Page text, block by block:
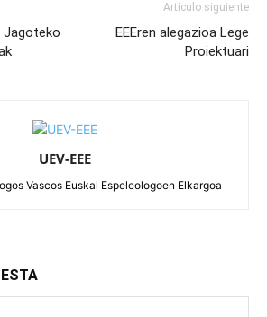
Jagoteko
Artículo siguiente
EEEren alegazioa Lege
Proiektuari
UEV-EEE
Vascos Euskal Espeleologoen Elkargoa